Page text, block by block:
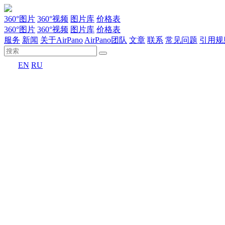
360°图片 360°视频 图片库 价格表
360°图片 360°视频 图片库 价格表
服务 新闻 关于AirPano AirPano团队 文章 联系 常见问题 引用
EN RU